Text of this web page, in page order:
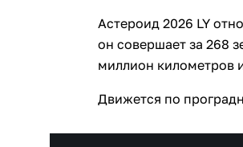
Астероид 2026 LY
он совершает за 268
миллион километров
Движется по